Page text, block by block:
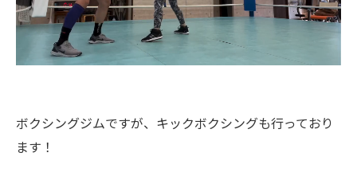
ボクシングジムですが、キックボクシングも行っており
ます！